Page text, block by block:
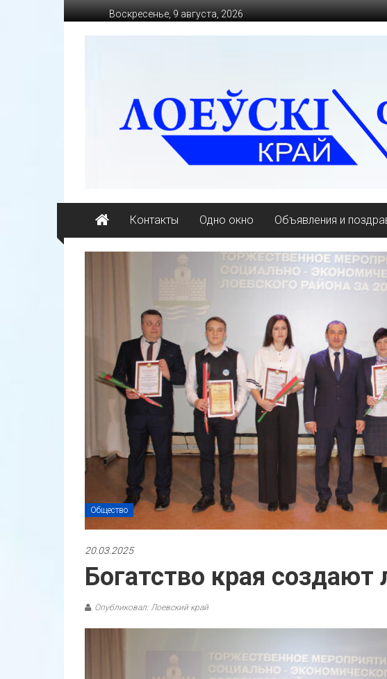
к
содержимому
Воскресенье, 9 августа, 2026
массово-
политическая
Контакты Одно окно Объявления и
Общество
20.03.2025
Богатство края создают
Опубликовал: Лоевский край